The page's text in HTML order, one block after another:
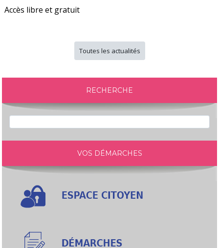
Accès libre et gratuit
Toutes les actualités
RECHERCHE
VOS DÉMARCHES